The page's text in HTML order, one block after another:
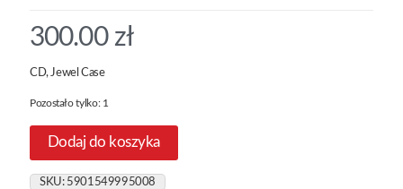
300.00 zł
CD, Jewel Case
Pozostało tylko: 1
Dodaj do koszyka
SKU: 5901549995008